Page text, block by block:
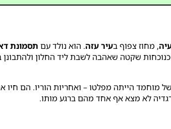
, מחוז צפוף בעיר עזה. הוא נולד עם תסמונת
כנוכחות שקטה שאהבה לשבת ליד החלון
הייתה מפלטו – ואחריות הוריו. הם חיו
לא מצא אף אחד מהם ברגע מותו.